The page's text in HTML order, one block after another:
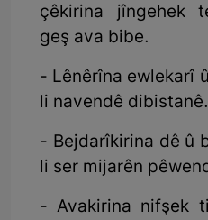
çêkirina jîngehek
geş ava bibe.
- Lênêrîna ewlekarî
li navendê dibistanê.
- Bejdarîkirina dê û
li ser mijarên
- Avakirina nifşek